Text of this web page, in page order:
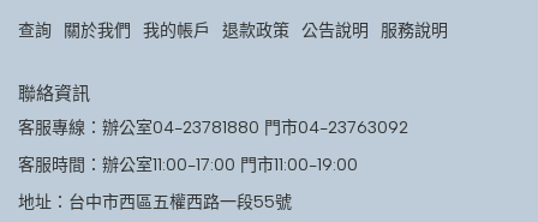
查詢 關於我們 我的帳戶 退款政策 公告說明 服務說明
聯絡資訊
客服專線：辦公室04-23781880 門市04-23763092
客服時間：辦公室11:00-17:00 門市11:00-19:00
地址：台中市西區五權西路一段55號